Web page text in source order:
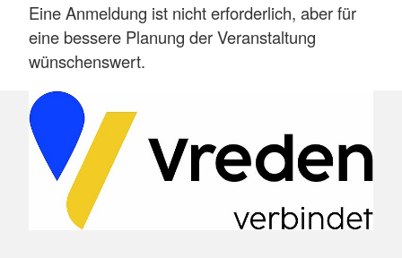
Eine Anmeldung ist nicht erforderlich, aber für
eine bessere Planung der Veranstaltung
wünschenswert.